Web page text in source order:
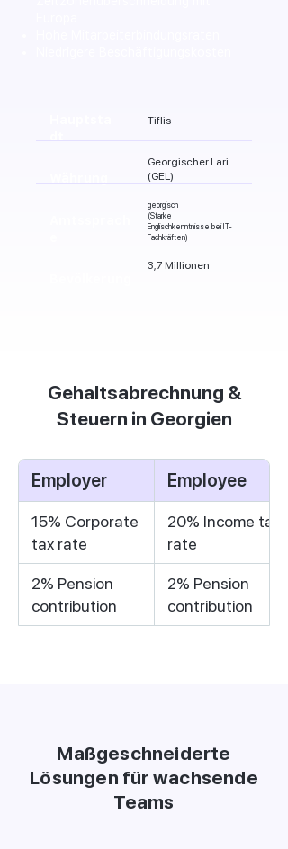
Tiflis
Georgischer Lari
(GEL)
georgisch
(Starke
Englischkenntnisse bei IT-
Fachkräften)
3,7 Millionen
Gehaltsabrechnung &
Steuern in Georgien
Employer Employee
15% Corporate
tax rate
20% Income tax
rate
2% Pension
contribution
2% Pension
contribution
Maßgeschneiderte
Lösungen für wachsende
Teams